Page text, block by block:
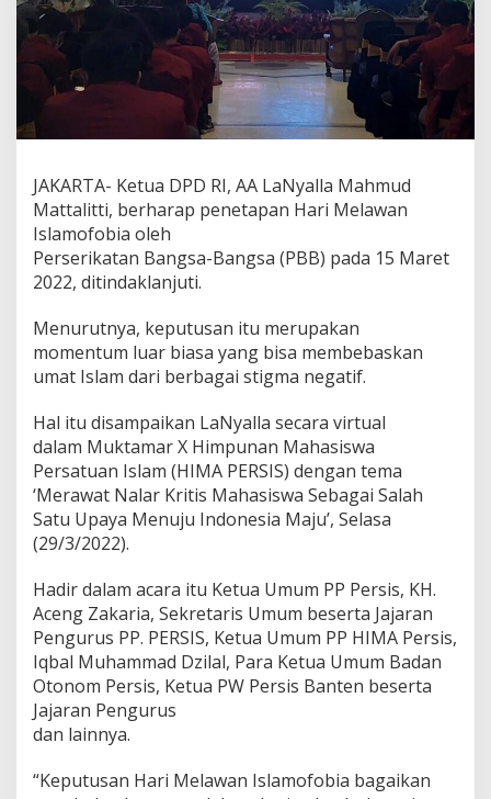
I
s
l
a
o
f
i
a
a
r
u
J
a
d
i
o
m
e
n
t
u
m
a
I
s
l
b
JAKARTA- Ketua DPD RI, AA LaNyalla Mahmud
Mattalitti, berharap penetapan Hari Melawan
Islamofobia oleh
Perserikatan Bangsa-Bangsa (PBB) pada 15 Maret
2022, ditindaklanjuti.
Menurutnya, keputusan itu merupakan
momentum luar biasa yang bisa membebaskan
umat Islam dari berbagai stigma negatif.
Hal itu disampaikan LaNyalla secara virtual
dalam Muktamar X Himpunan Mahasiswa
Persatuan Islam (HIMA PERSIS) dengan tema
‘Merawat Nalar Kritis Mahasiswa Sebagai Salah
Satu Upaya Menuju Indonesia Maju’, Selasa
(29/3/2022).
Hadir dalam acara itu Ketua Umum PP Persis, KH.
Aceng Zakaria, Sekretaris Umum beserta Jajaran
Pengurus PP. PERSIS, Ketua Umum PP HIMA Persis,
Iqbal Muhammad Dzilal, Para Ketua Umum Badan
Otonom Persis, Ketua PW Persis Banten beserta
Jajaran Pengurus
dan lainnya.
“Keputusan Hari Melawan Islamofobia bagaikan